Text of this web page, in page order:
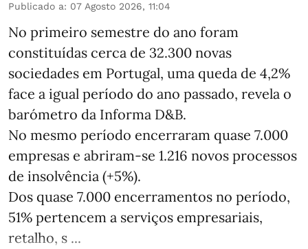
Publicado a: 07 Agosto 2026, 11:04
No primeiro semestre do ano foram
constituídas cerca de 32.300 novas
sociedades em Portugal, uma queda de 4,2%
face a igual período do ano passado, revela o
barómetro da Informa D&B.
No mesmo período encerraram quase 7.000
empresas e abriram‑se 1.216 novos processos
de insolvência (+5%).
Dos quase 7.000 encerramentos no período,
51% pertencem a serviços empresariais,
retalho, s ...